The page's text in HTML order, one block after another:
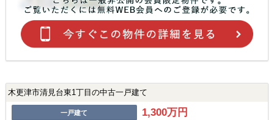
木更津市清見台東1丁目の中古一戸建て
一戸建て 1,300万円